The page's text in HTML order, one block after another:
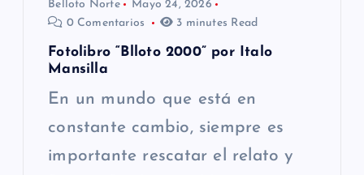
Belloto Norte
Mayo 24, 2026
0 Comentarios
3 minutes Read
Fotolibro “Blloto 2000” por Italo
Mansilla
En un mundo que está en
constante cambio, siempre es
importante rescatar el relato y